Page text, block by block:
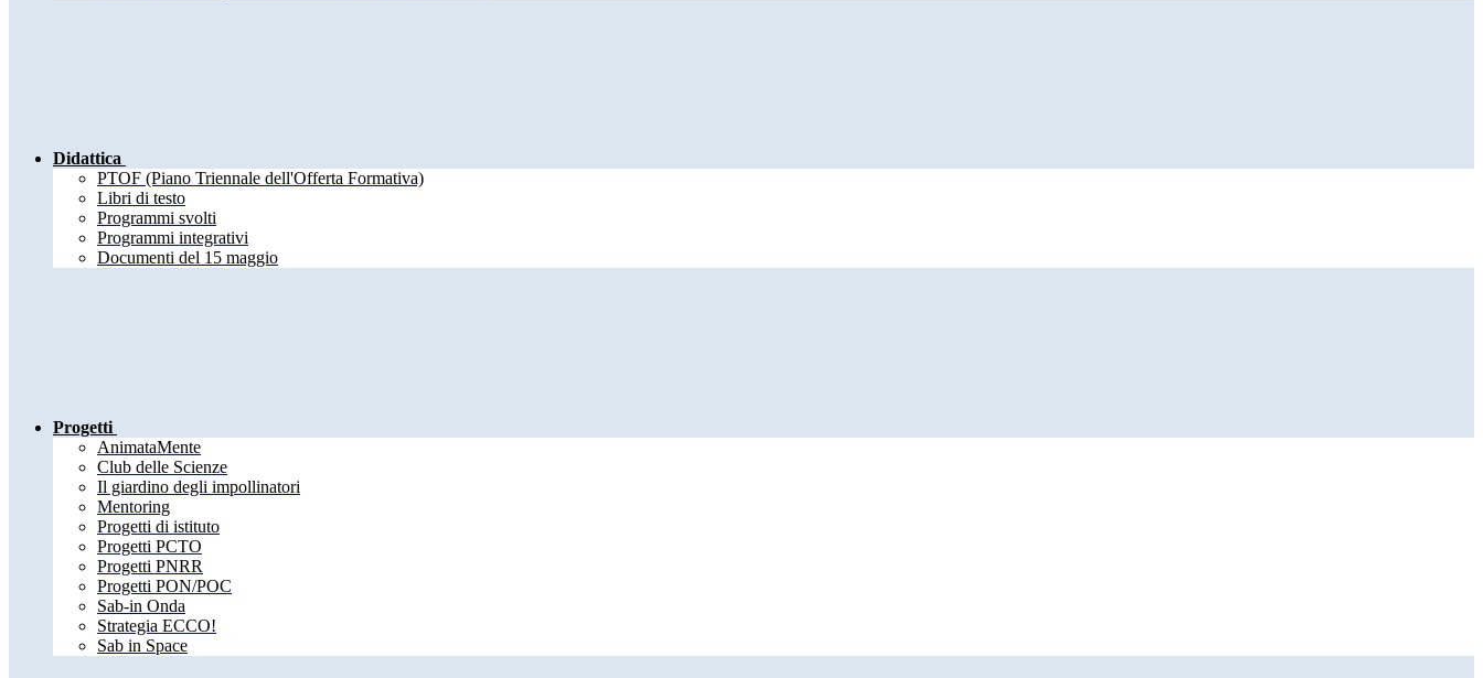
Didattica
PTOF (Piano Triennale dell'Offerta Formativa)
Libri di testo
Programmi svolti
Programmi integrativi
Documenti del 15 maggio
Progetti
AnimataMente
Club delle Scienze
Il giardino degli impollinatori
Mentoring
Progetti di istituto
Progetti PCTO
Progetti PNRR
Progetti PON/POC
Sab-in Onda
Strategia ECCO!
Sab in Space